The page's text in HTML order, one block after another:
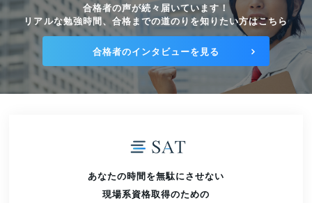
合格者の声が続々届いています！
リアルな勉強時間、合格までの道のりを知りたい方はこちら
合格者のインタビューを見る
あなたの時間を無駄にさせない
現場系資格取得のための